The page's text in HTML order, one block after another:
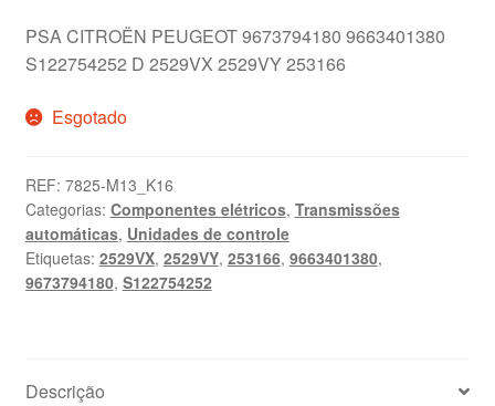
PSA CITROËN PEUGEOT 9673794180 9663401380
S122754252 D 2529VX 2529VY 253166
Esgotado
REF: 7825-M13_K16
Categorias: Componentes elétricos, Transmissões
automáticas, Unidades de controle
Etiquetas: 2529VX, 2529VY, 253166, 9663401380,
9673794180, S122754252
Descrição